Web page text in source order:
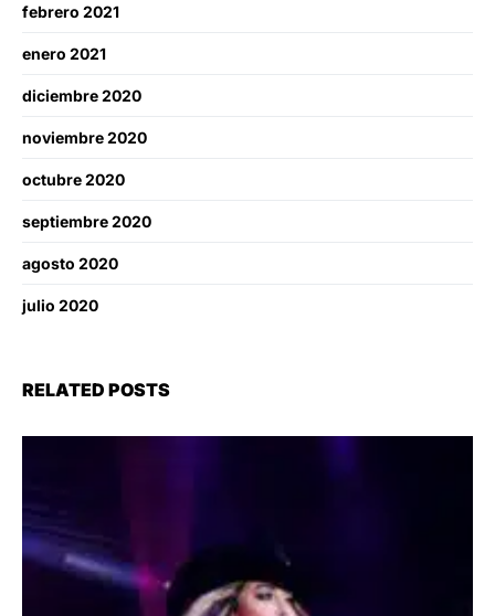
febrero 2021
enero 2021
diciembre 2020
noviembre 2020
octubre 2020
septiembre 2020
agosto 2020
julio 2020
RELATED POSTS